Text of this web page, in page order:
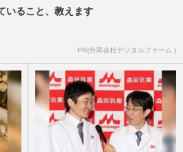
いること、教えます
PR(合同会社デジタルファーム )